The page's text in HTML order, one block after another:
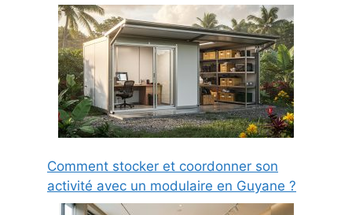
Comment stocker et coordonner son
activité avec un modulaire en Guyane ?